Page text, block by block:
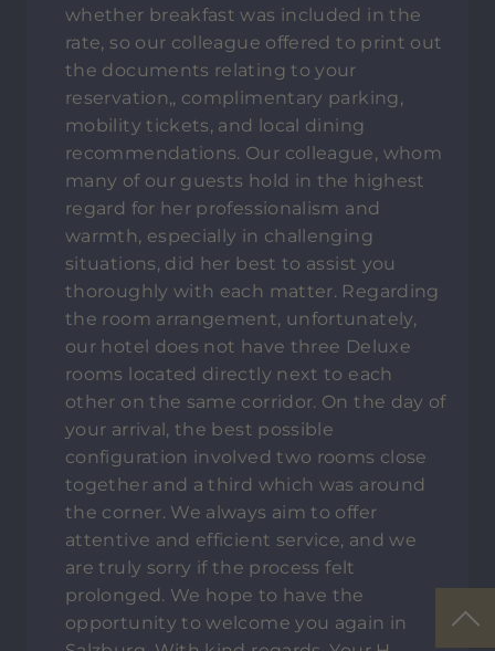
whether breakfast was included in the
rate, so our colleague offered to print out
the documents relating to your
reservation,, complimentary parking,
mobility tickets, and local dining
recommendations. Our colleague, whom
many of our guests hold in the highest
regard for her professionalism and
warmth, especially in challenging
situations, did her best to assist you
thoroughly with each matter. Regarding
the room arrangement, unfortunately,
our hotel does not have three Deluxe
rooms located directly next to each
other on the same corridor. On the day of
your arrival, the best possible
configuration involved two rooms close
together and a third which was around
the corner. We always aim to offer
attentive and efficient service, and we
are truly sorry if the process felt
prolonged. We hope to have the
opportunity to welcome you again in